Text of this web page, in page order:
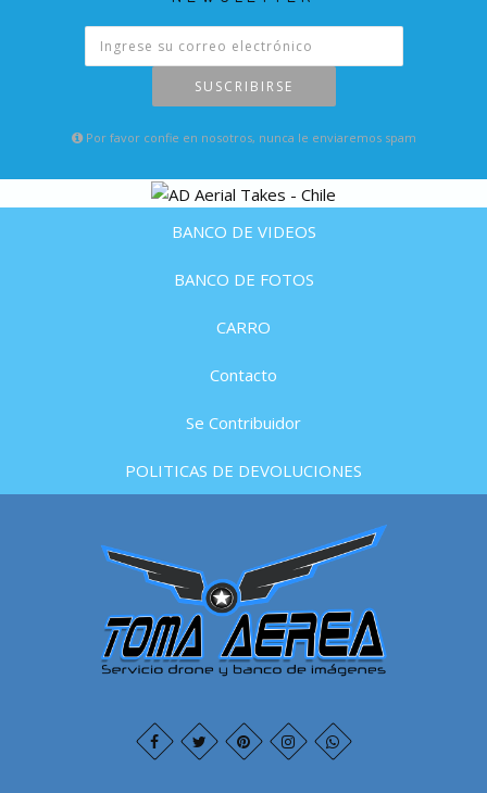
SUSCRIBIRSE
Por favor confie en nosotros, nunca le enviaremos spam
BANCO DE VIDEOS
BANCO DE FOTOS
CARRO
Contacto
Se Contribuidor
POLITICAS DE DEVOLUCIONES